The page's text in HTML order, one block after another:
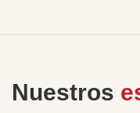
Nuestros